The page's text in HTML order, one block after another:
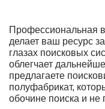
Профессиональная
делает ваш ресурс
глазах поисковых
облегчает
предлагаете
полуфабрикат,
обочине поиска и